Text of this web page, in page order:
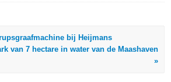
bij Heijmans
van 7 hectare in water van de Maashaven
»